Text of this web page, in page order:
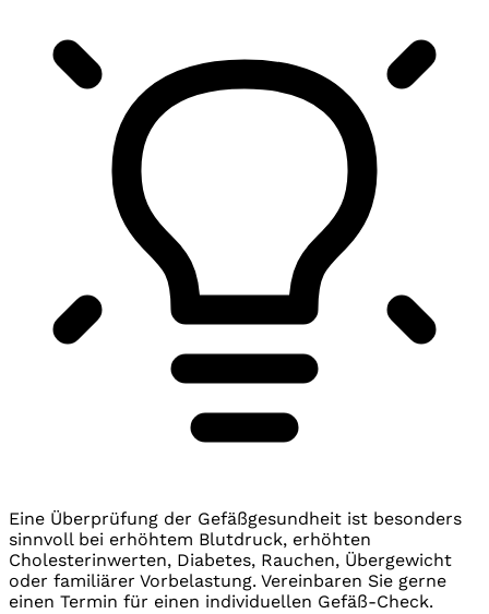
Eine Überprüfung der Gefäßgesundheit ist besonders
sinnvoll bei erhöhtem Blutdruck, erhöhten
Cholesterinwerten, Diabetes, Rauchen, Übergewicht
oder familiärer Vorbelastung. Vereinbaren Sie gerne
einen Termin für einen individuellen Gefäß-Check.